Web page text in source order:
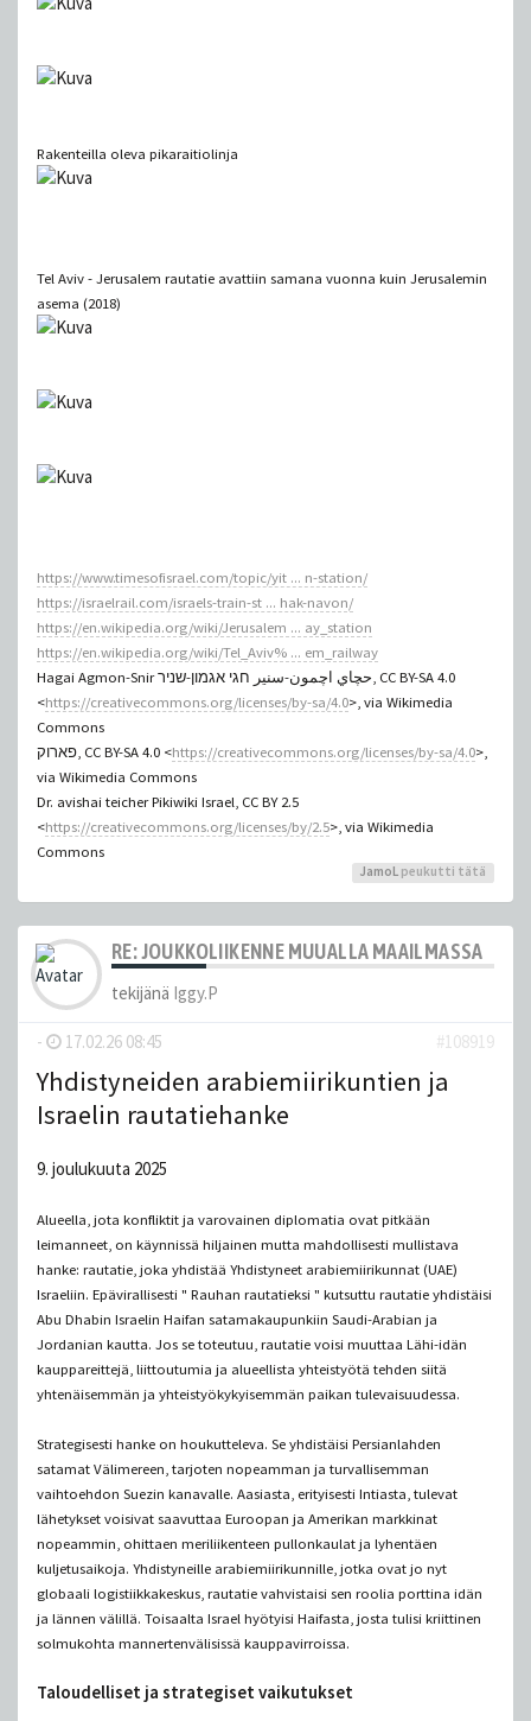
Rakenteilla oleva pikaraitiolinja
Tel Aviv - Jerusalem rautatie avattiin samana vuonna kuin Jerusalemin
asema (2018)
https://www.timesofisrael.com/topic/yit ... n-station/
https://israelrail.com/israels-train-st ... hak-navon/
https://en.wikipedia.org/wiki/Jerusalem ... ay_station
https://en.wikipedia.org/wiki/Tel_Aviv% ... em_railway
Hagai Agmon-Snir حچاي اچمون-سنير חגי אגמון-שניר, CC BY-SA 4.0
<https://creativecommons.org/licenses/by-sa/4.0>, via Wikimedia
Commons
פארוק, CC BY-SA 4.0 <https://creativecommons.org/licenses/by-sa/4.0>,
via Wikimedia Commons
Dr. avishai teicher Pikiwiki Israel, CC BY 2.5
<https://creativecommons.org/licenses/by/2.5>, via Wikimedia
Commons
JamoL peukutti tätä
RE: JOUKKOLIIKENNE MUUALLA MAAILMASSA
tekijänä Iggy.P
- 17.02.26 08:45 #108919
Yhdistyneiden arabiemiirikuntien ja
Israelin rautatiehanke
9. joulukuuta 2025
Alueella, jota konfliktit ja varovainen diplomatia ovat pitkään
leimanneet, on käynnissä hiljainen mutta mahdollisesti mullistava
hanke: rautatie, joka yhdistää Yhdistyneet arabiemiirikunnat (UAE)
Israeliin. Epävirallisesti " Rauhan rautatieksi " kutsuttu rautatie yhdistäisi
Abu Dhabin Israelin Haifan satamakaupunkiin Saudi-Arabian ja
Jordanian kautta. Jos se toteutuu, rautatie voisi muuttaa Lähi-idän
kauppareittejä, liittoutumia ja alueellista yhteistyötä tehden siitä
yhtenäisemmän ja yhteistyökykyisemmän paikan tulevaisuudessa.
Strategisesti hanke on houkutteleva. Se yhdistäisi Persianlahden
satamat Välimereen, tarjoten nopeamman ja turvallisemman
vaihtoehdon Suezin kanavalle. Aasiasta, erityisesti Intiasta, tulevat
lähetykset voisivat saavuttaa Euroopan ja Amerikan markkinat
nopeammin, ohittaen meriliikenteen pullonkaulat ja lyhentäen
kuljetusaikoja. Yhdistyneille arabiemiirikunnille, jotka ovat jo nyt
globaali logistiikkakeskus, rautatie vahvistaisi sen roolia porttina idän
ja lännen välillä. Toisaalta Israel hyötyisi Haifasta, josta tulisi kriittinen
solmukohta mannertenvälisissä kauppavirroissa.
Taloudelliset ja strategiset vaikutukset